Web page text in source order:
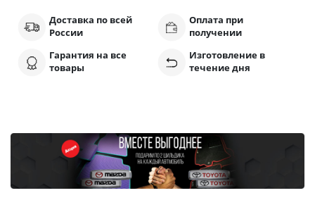
Доставка по всей
России
Оплата при
получении
Гарантия на все
товары
Изготовление в
течение дня